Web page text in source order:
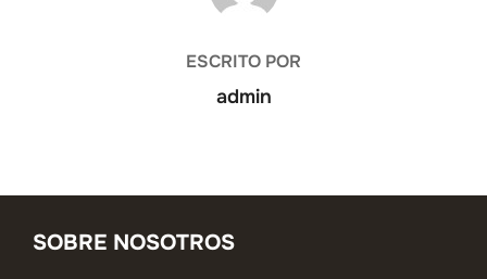
ESCRITO POR
admin
SOBRE NOSOTROS